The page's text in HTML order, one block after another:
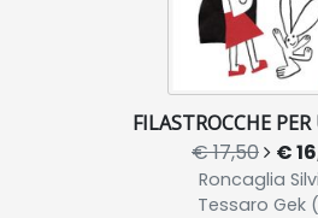
FILASTROCCHE
€ 17,50 €
Roncaglia
Tessaro Gek